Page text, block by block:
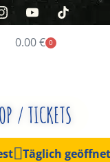
0.00€ 0
/ TICKETS
geöffnet!